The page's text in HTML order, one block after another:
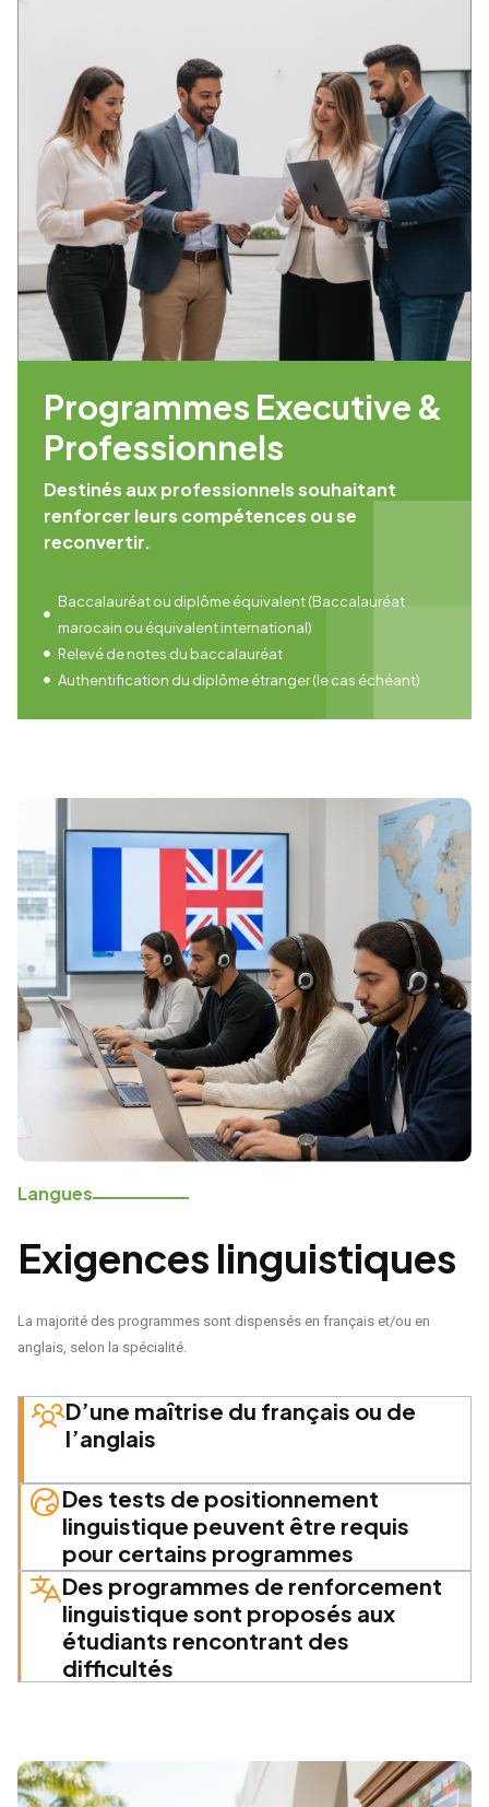
Programmes Executive &
Professionnels
Destinés aux professionnels souhaitant
renforcer leurs compétences ou se
reconvertir.
Baccalauréat ou diplôme équivalent (Baccalauréat
marocain ou équivalent international)
Relevé de notes du baccalauréat
Authentification du diplôme étranger (le cas échéant)
Langues
Exigences linguistiques
La majorité des programmes sont dispensés en français et/ou en
anglais, selon la spécialité.
D’une maîtrise du français ou de
l’anglais
Des tests de positionnement
linguistique peuvent être requis
pour certains programmes
Des programmes de renforcement
linguistique sont proposés aux
étudiants rencontrant des
difficultés